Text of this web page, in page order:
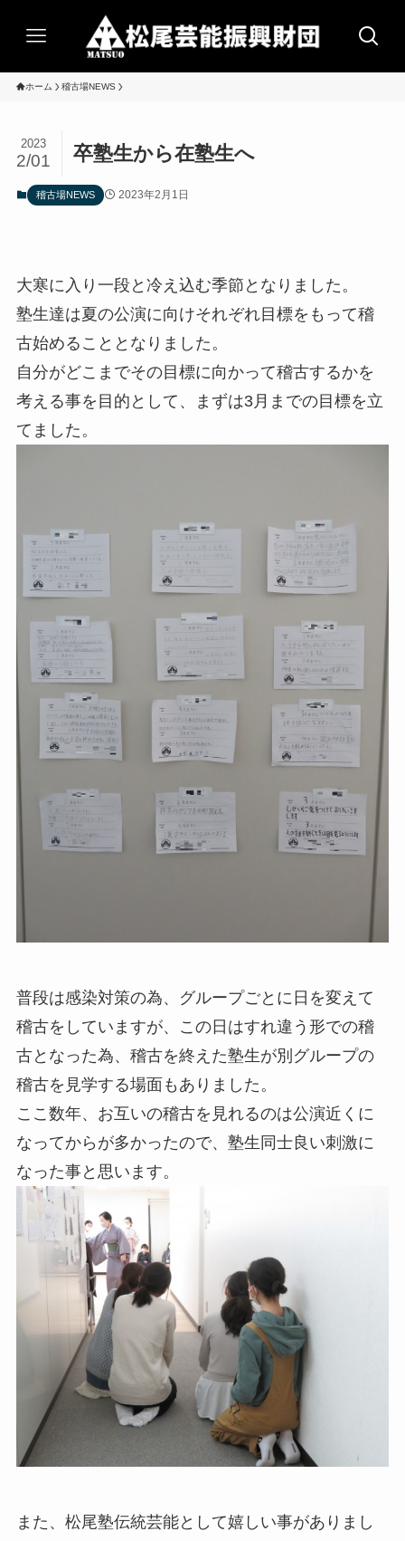
ホーム 稽古場NEWS
卒塾生から在塾生へ
2023
2/01
稽古場NEWS 2023年2月1日
大寒に入り一段と冷え込む季節となりました。
塾生達は夏の公演に向けそれぞれ目標をもって稽
古始めることとなりました。
自分がどこまでその目標に向かって稽古するかを
考える事を目的として、まずは3月までの目標を立
てました。
普段は感染対策の為、グループごとに日を変えて
稽古をしていますが、この日はすれ違う形での稽
古となった為、稽古を終えた塾生が別グループの
稽古を見学する場面もありました。
ここ数年、お互いの稽古を見れるのは公演近くに
なってからが多かったので、塾生同士良い刺激に
なった事と思います。
また、松尾塾伝統芸能として嬉しい事がありまし